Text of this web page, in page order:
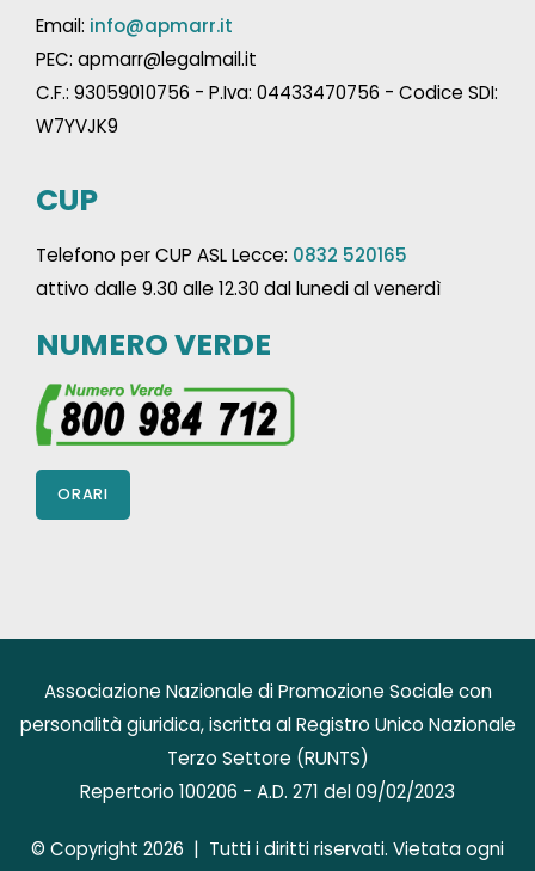
Email: info@apmarr.it
PEC: apmarr@legalmail.it
C.F.: 93059010756 - P.Iva: 04433470756 - Codice SDI:
W7YVJK9
CUP
Telefono per CUP ASL Lecce: 0832 520165
attivo dalle 9.30 alle 12.30 dal lunedi al venerdì
NUMERO VERDE
ORARI
Associazione Nazionale di Promozione Sociale con
personalità giuridica, iscritta al Registro Unico Nazionale
Terzo Settore (RUNTS)
Repertorio 100206 - A.D. 271 del 09/02/2023
© Copyright 2026 | Tutti i diritti riservati. Vietata ogni